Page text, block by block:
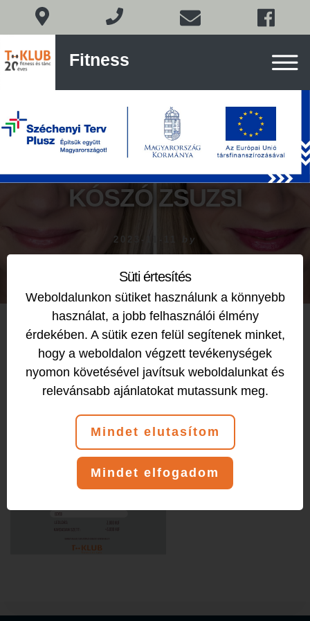
és
Fitness
content
KÓSZÓ ZSUZSI
2023-11-11 by
MŰSZEMPILLA:
Süti értesítés
Weboldalunkon sütiket használunk a könnyebb
használat, a jobb felhasználói élmény
érdekében. A sütik ezen felül segítenek minket,
hogy a weboldalon végzett tevékenységek
nyomon követésével javítsuk weboldalunkat és
relevánsabb ajánlatokat mutassunk meg.
Mindet elutasítom
Mindet elfogadom